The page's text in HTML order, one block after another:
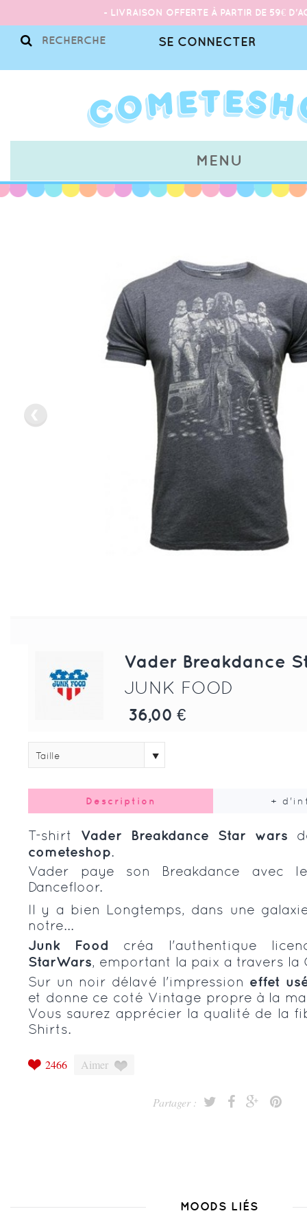
- LIVRAISON OFFERTE À PARTIR DE 59€
SE CONNECTER
MENU
Vader Breakdance
JUNK FOOD
36,00 €
Taille
Description +
T-shirt Vader Breakdance Star wars
cometeshop.
Vader paye son Breakdance avec
Dancefloor.
Il y a bien Longtemps, dans une
notre...
Junk Food créa l'authentique
StarWars, emportant la paix a travers la
Sur un noir délavé l'impression effet
et donne ce coté Vintage propre à la
Vous saurez apprécier la qualité de la
Shirts.
Partager :
Aimer
2466
MOODS LIÉS